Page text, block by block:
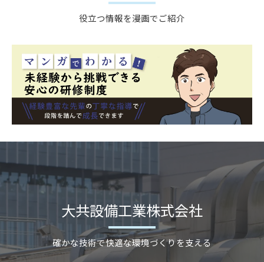
役立つ情報を漫画でご紹介
確かな技術で快適な環境づくりを支える
大共設備工業株式会社